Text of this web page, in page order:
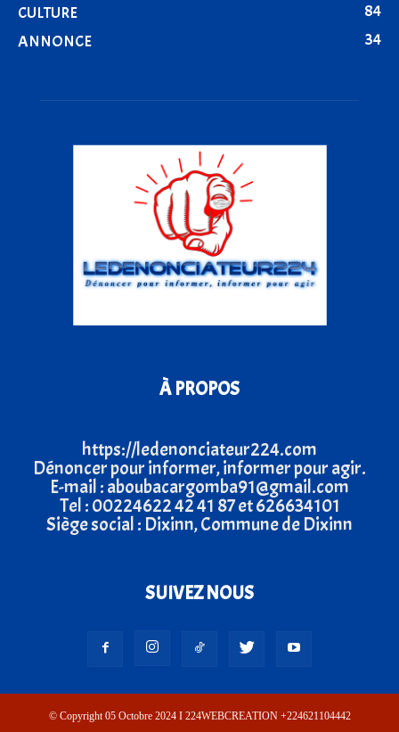
CULTURE
84
ANNONCE
34
À PROPOS
https://ledenonciateur224.com
Dénoncer pour informer, informer pour agir.
E-mail : aboubacargomba91@gmail.com
Tel : 00224622 42 41 87 et 626634101
Siège social : Dixinn, Commune de Dixinn
SUIVEZ NOUS
© Copyright 05 Octobre 2024 I 224WEBCREATION +224621104442